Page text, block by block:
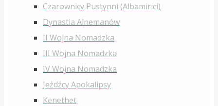
Czarownicy Pustynni (Albamirici)
Dynastia Alnemanów
II Wojna Nomadzka
III Wojna Nomadzka
IV Wojna Nomadzka
Jeźdźcy Apokalipsy
Kenethet